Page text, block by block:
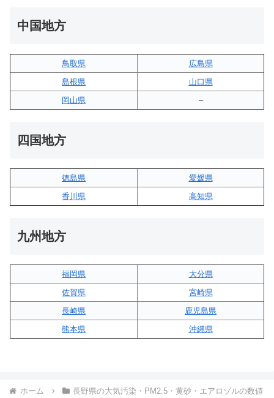
中国地方
鳥取県
広島県
島根県
山口県
岡山県
–
四国地方
徳島県
愛媛県
香川県
高知県
九州地方
福岡県
大分県
佐賀県
宮崎県
長崎県
鹿児島県
熊本県
沖縄県
ホーム 長野県の大気汚染・PM2.5・黄砂・エアロゾルの数値